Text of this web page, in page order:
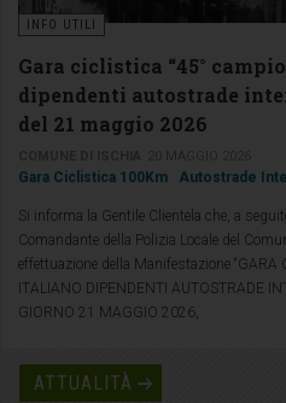
INFO UTILI
Gara ciclistica “45°
dipendenti autostrade
del 21 maggio 2026
Gara Ciclistica 100Km Autostrade
Si informa la Gentile Clientela che, a
Comandante della Polizia Locale del
effettuazione della Manifestazione “GARA
ITALIANO DIPENDENTI AUTOSTRADE
GIORNO 21 MAGGIO 2026,
ATTUALITÀ